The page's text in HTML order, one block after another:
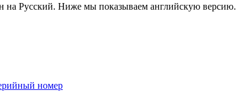
на Русский. Ниже мы показываем английскую версию.
номер